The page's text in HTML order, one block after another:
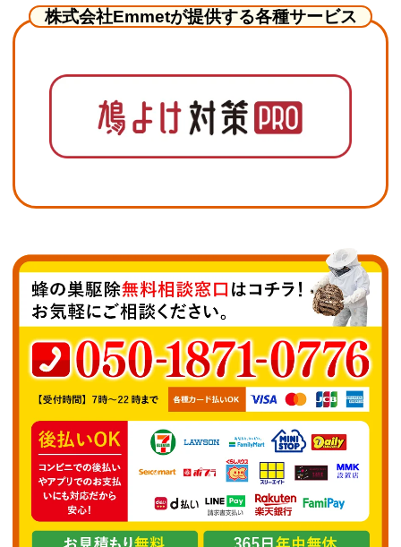
株式会社Emmetが提供する各種サービス